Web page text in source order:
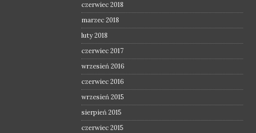
czerwiec 2018
marzec 2018
luty 2018
czerwiec 2017
wrzesień 2016
czerwiec 2016
wrzesień 2015
sierpień 2015
czerwiec 2015